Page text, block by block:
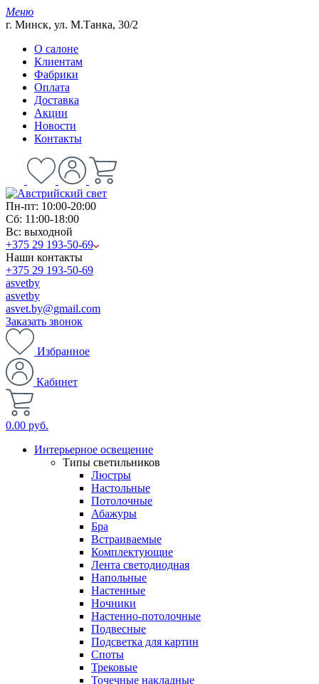
Меню
г. Минск, ул. М.Танка, 30/2
О салоне
Клиентам
Фабрики
Оплата
Доставка
Акции
Новости
Контакты
Пн-пт: 10:00-20:00
Сб: 11:00-18:00
Вс: выходной
+375 29 193-50-69
Наши контакты
+375 29 193-50-69
asvetby
asvetby
asvet.by@gmail.com
Заказать звонок
Избранное
Кабинет
0.00 руб.
Интерьерное освещение
Типы светильников
Люстры
Настольные
Потолочные
Абажуры
Бра
Встраиваемые
Комплектующие
Лента светодиодная
Напольные
Настенные
Ночники
Настенно-потолочные
Подвесные
Подсветка для картин
Споты
Трековые
Точечные накладные